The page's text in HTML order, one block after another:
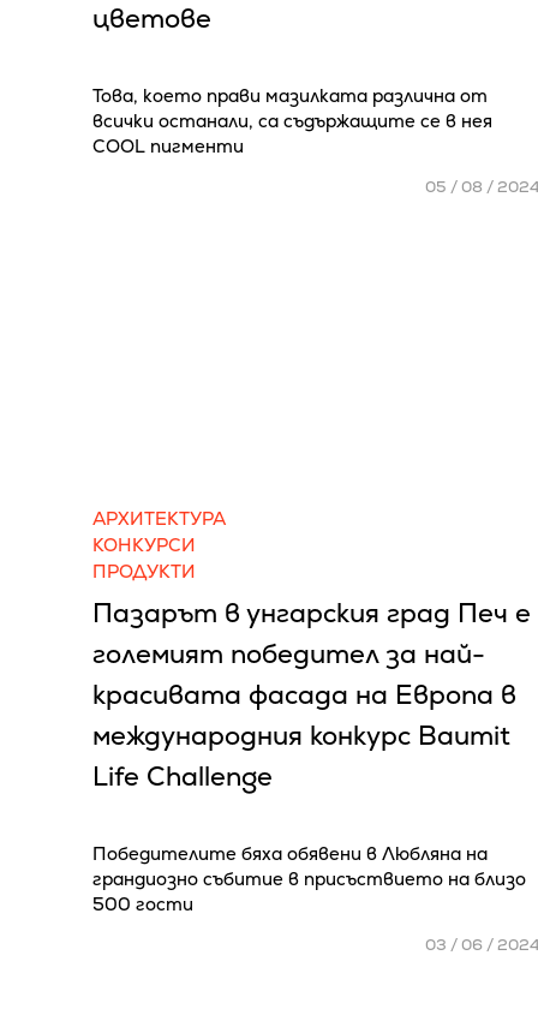
цветове
Това, което прави мазилката различна от
всички останали, са съдържащите се в нея
COOL пигменти
05 / 08 /
АРХИТЕКТУРА
КОНКУРСИ
ПРОДУКТИ
Пазарът в унгарския град Печ е
големият победител за най-
красивата фасада на Европа в
международния конкурс Baumit
Life Challenge
Победителите бяха обявени в Любляна на
грандиозно събитие в присъствието на близо
500 гости
03 / 06 /